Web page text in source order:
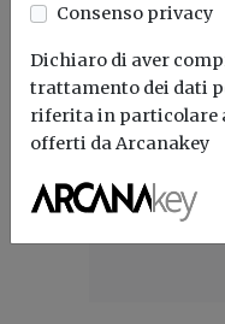
Consenso privacy
Dichiaro di aver
trattamento dei dati
riferita in particolare
offerti da Arcanakey